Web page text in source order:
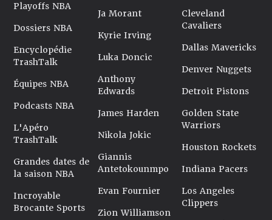
Playoffs NBA
Dossiers NBA
Encyclopédie
TrashTalk
Équipes NBA
Podcasts NBA
L'Apéro
TrashTalk
Grandes dates de
la saison NBA
Incroyable
Brocante Sports
Ja Morant
Kyrie Irving
Luka Doncic
Anthony
Edwards
James Harden
Nikola Jokic
Giannis
Antetokounmpo
Evan Fournier
Zion Williamson
Cleveland
Cavaliers
Dallas Mavericks
Denver Nuggets
Detroit Pistons
Golden State
Warriors
Houston Rockets
Indiana Pacers
Los Angeles
Clippers